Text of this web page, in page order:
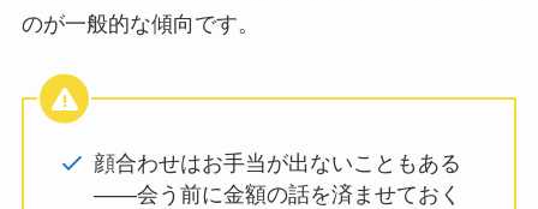
のが一般的な傾向です。
顔合わせはお手当が出ないこともある
——会う前に金額の話を済ませておく